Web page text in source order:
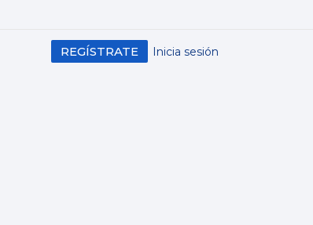
Inicia sesión
REGÍSTRATE